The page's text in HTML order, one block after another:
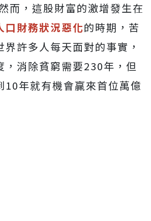
而，這股財富的激增發生在
口財務狀況惡化的時期，苦
許多人每天面對的事實，
，消除貧窮需要230年，但
10年就有機會贏來首位萬億